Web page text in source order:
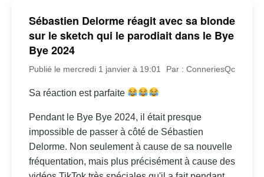
Sébastien Delorme réagit avec sa blonde
sur le sketch qui le parodiait dans le Bye
Bye 2024
Publié le mercredi 1 janvier à 19:01 Par : ConneriesQc
Sa réaction est parfaite
Pendant le Bye Bye 2024, il était presque
impossible de passer à côté de Sébastien
Delorme. Non seulement à cause de sa nouvelle
fréquentation, mais plus précisément à cause des